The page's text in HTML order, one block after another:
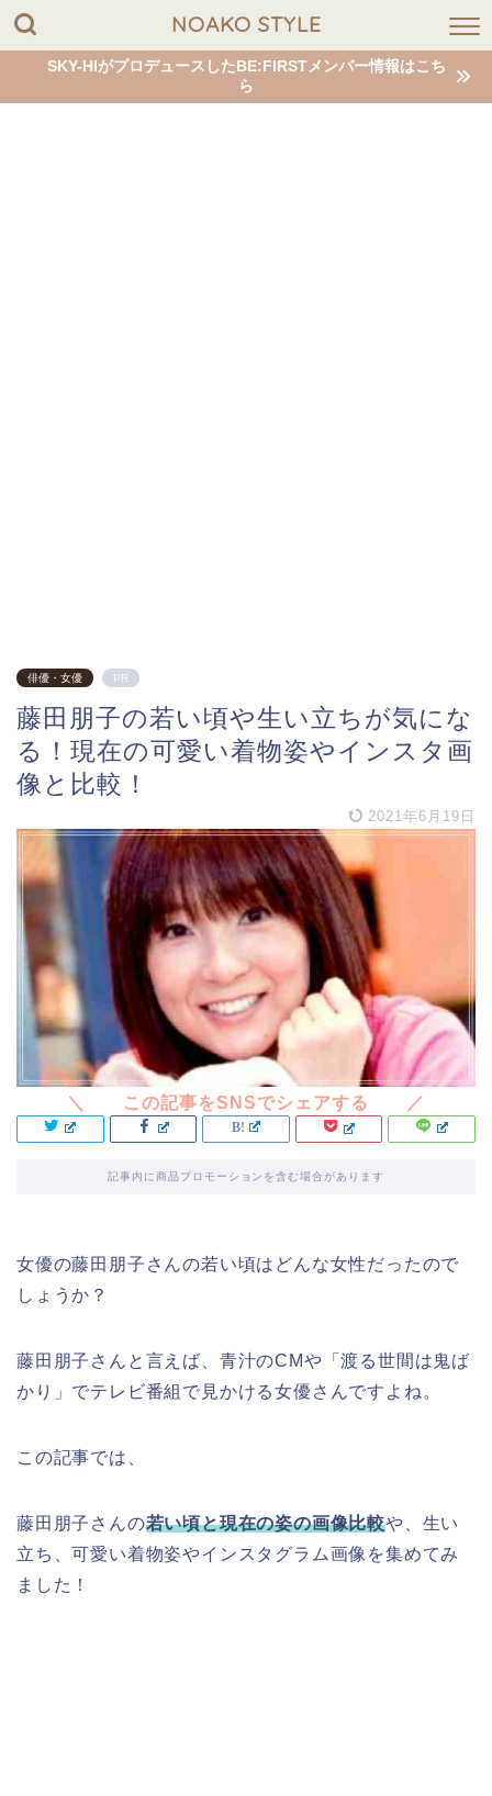
NOAKO STYLE
SKY-HIがプロデュースしたBE:FIRSTメンバー情報はこち
ら
俳優・女優 PR
藤田朋子の若い頃や生い立ちが気にな
る！現在の可愛い着物姿やインスタ画
像と比較！
2021年6月19日
記事内に商品プロモーションを含む場合があります
女優の藤田朋子さんの若い頃はどんな女性だったので
しょうか？
藤田朋子さんと言えば、青汁のCMや「渡る世間は鬼ば
かり」でテレビ番組で見かける女優さんですよね。
この記事では、
藤田朋子さんの若い頃と現在の姿の画像比較や、生い
立ち、可愛い着物姿やインスタグラム画像を集めてみ
ました！